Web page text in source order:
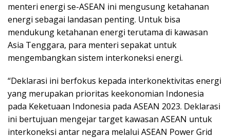
menteri energi se-ASEAN ini mengusung ketahanan
energi sebagai landasan penting. Untuk bisa
mendukung ketahanan energi terutama di kawasan
Asia Tenggara, para menteri sepakat untuk
mengembangkan sistem interkoneksi energi.
“Deklarasi ini berfokus kepada interkonektivitas energi
yang merupakan prioritas keekonomian Indonesia
pada Keketuaan Indonesia pada ASEAN 2023. Deklarasi
ini bertujuan mengejar target kawasan ASEAN untuk
interkoneksi antar negara melalui ASEAN Power Grid